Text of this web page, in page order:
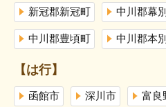
新冠郡新冠町 中川郡幕
中川郡豊頃町 中川郡本
【は行】
函館市 深川市 富良